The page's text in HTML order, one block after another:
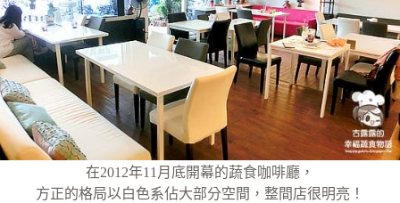
在2012年11月底開幕的蔬食咖啡廳，
方正的格局以白色系佔大部分空間，整間店很明亮！